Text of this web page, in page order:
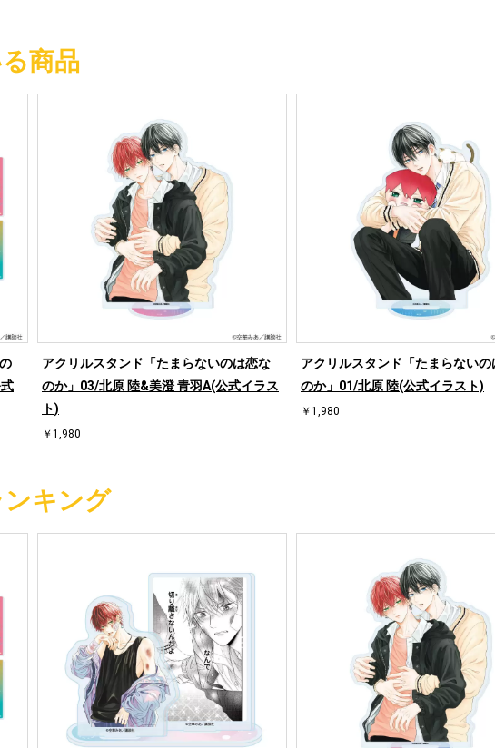
商品
アクリルスタンド「たまらないのは恋な
のか」03/北原 陸&美澄 青羽A(公式イラス
ト)
￥1,980
アクリルスタンド「たまらないの
のか」01/北原 陸(公式イラスト)
￥1,980
キング